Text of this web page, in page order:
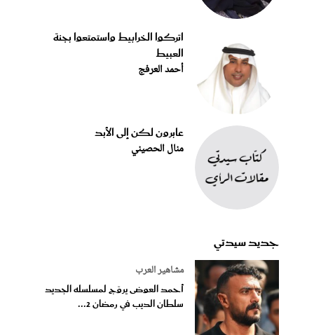
اتركوا الخرابيط واستمتعوا بجنة
العبيط
أحمد العرفج
عابرون لكن إلى الأبد
منال الحصيني
جديد سيدتي
مشاهير العرب
أحمد العوضى يروّج لمسلسله الجديد
سلطان الديب في رمضان 2...